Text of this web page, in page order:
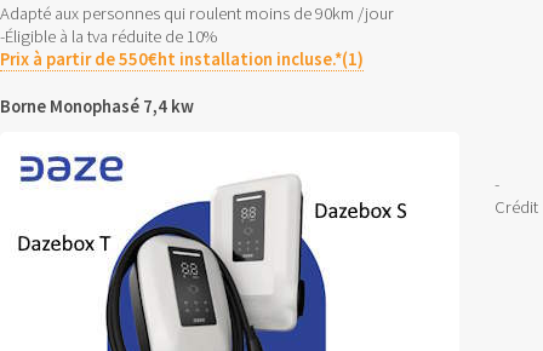
Adapté aux personnes qui roulent moins de 90km /jour
-Éligible à la tva réduite de 10%
Prix à partir de 550€ht installation incluse.*(1)
Borne Monophasé 7,4 kw
-
Crédit